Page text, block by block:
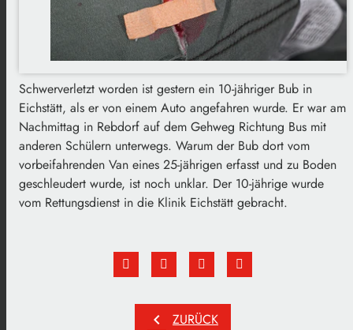
Schwerverletzt worden ist gestern ein 10-jähriger Bub in
Eichstätt, als er von einem Auto angefahren wurde. Er war am
Nachmittag in Rebdorf auf dem Gehweg Richtung Bus mit
anderen Schülern unterwegs. Warum der Bub dort vom
vorbeifahrenden Van eines 25-jährigen erfasst und zu Boden
geschleudert wurde, ist noch unklar. Der 10-jährige wurde
vom Rettungsdienst in die Klinik Eichstätt gebracht.
chevron_left ZURÜCK